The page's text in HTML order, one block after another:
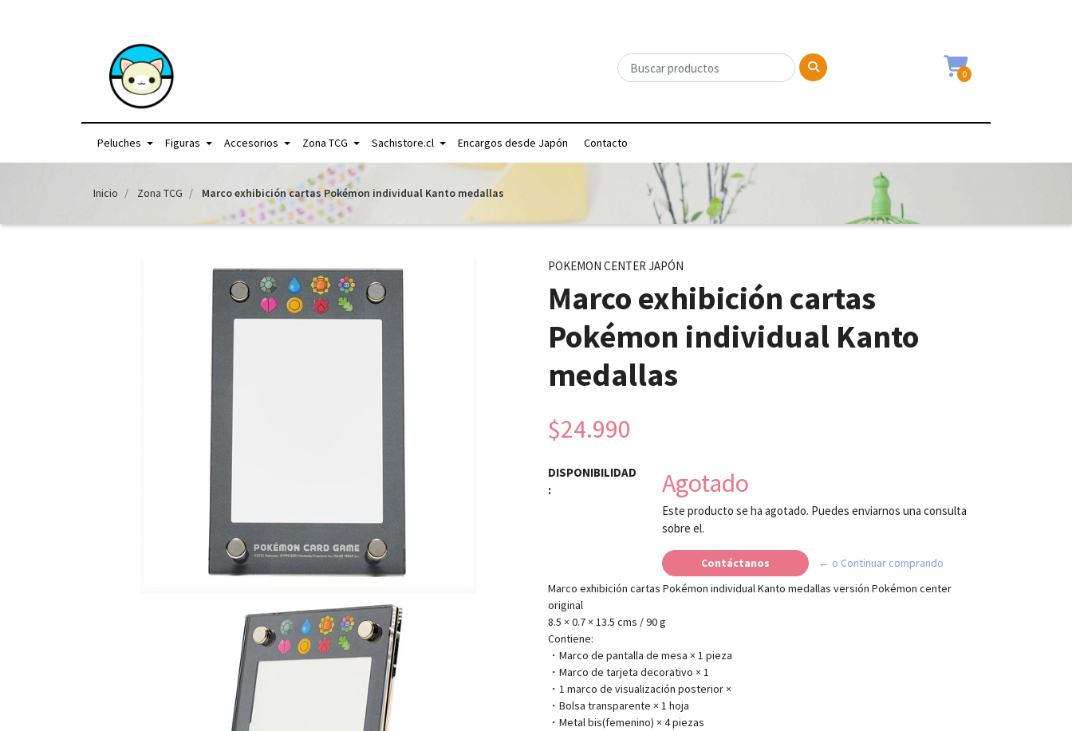
0
Peluches Figuras Accesorios Zona TCG Sachistore.cl Encargos desde Japón Contacto
Inicio Zona TCG Marco exhibición cartas Pokémon individual Kanto medallas
POKEMON CENTER JAPÓN
Marco exhibición cartas
Pokémon individual Kanto
medallas
$24.990
DISPONIBILIDAD
:
Agotado
Este producto se ha agotado. Puedes enviarnos una consulta
sobre el.
Contáctanos
← o Continuar comprando
Marco exhibición cartas Pokémon individual Kanto medallas versión Pokémon center
original
8.5 × 0.7 × 13.5 cms / 90 g
Contiene:
・Marco de pantalla de mesa × 1 pieza
・Marco de tarjeta decorativo × 1
・1 marco de visualización posterior ×
・Bolsa transparente × 1 hoja
・Metal bis(femenino) × 4 piezas